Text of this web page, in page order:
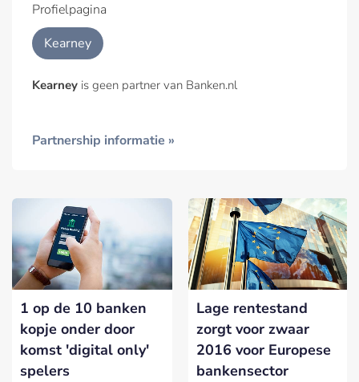
Profielpagina
Kearney
Kearney is geen partner van Banken.nl
Partnership informatie »
1 op de 10 banken
kopje onder door
komst 'digital only'
spelers
Lage rentestand
zorgt voor zwaar
2016 voor Europese
bankensector